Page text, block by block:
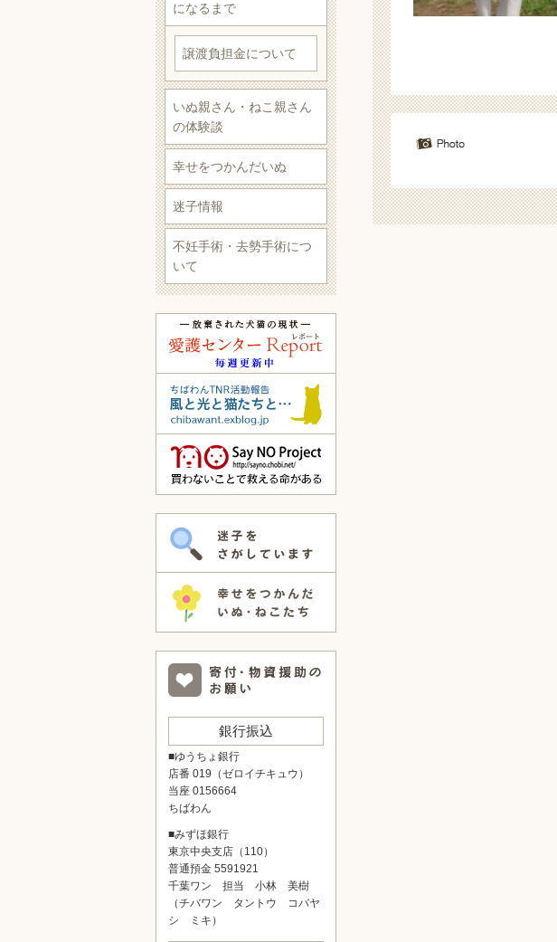
になるまで
譲渡負担金について
いぬ親さん・ねこ親さん
の体験談
幸せをつかんだいぬ
迷子情報
不妊手術・去勢手術につ
いて
銀行振込
■ゆうちょ銀行
店番 019（ゼロイチキュウ）
当座 0156664
ちばわん
■みずほ銀行
東京中央支店（110）
普通預金 5591921
千葉ワン 担当 小林 美樹
（チバワン タントウ コバヤ
シ ミキ）